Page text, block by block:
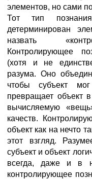
элементов, но сами
Тот тип
детерминирован
назвать
Контролирующее
(хотя и не
разума. Оно
чтобы субъект
превращает объект
вычисляемую
качеств.
объект как на нечто
этот взгляд.
субъект и объект
всегда, даже и в
контролирующее